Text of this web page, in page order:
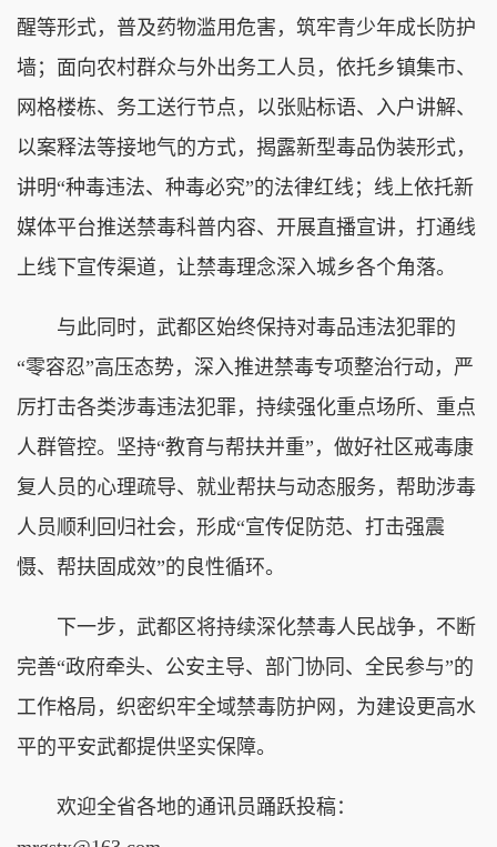
醒等形式，普及药物滥用危害，筑牢青少年成长防护
墙；面向农村群众与外出务工人员，依托乡镇集市、
网格楼栋、务工送行节点，以张贴标语、入户讲解、
以案释法等接地气的方式，揭露新型毒品伪装形式，
讲明“种毒违法、种毒必究”的法律红线；线上依托新
媒体平台推送禁毒科普内容、开展直播宣讲，打通线
上线下宣传渠道，让禁毒理念深入城乡各个角落。
与此同时，武都区始终保持对毒品违法犯罪的
“零容忍”高压态势，深入推进禁毒专项整治行动，严
厉打击各类涉毒违法犯罪，持续强化重点场所、重点
人群管控。坚持“教育与帮扶并重”，做好社区戒毒康
复人员的心理疏导、就业帮扶与动态服务，帮助涉毒
人员顺利回归社会，形成“宣传促防范、打击强震
慑、帮扶固成效”的良性循环。
下一步，武都区将持续深化禁毒人民战争，不断
完善“政府牵头、公安主导、部门协同、全民参与”的
工作格局，织密织牢全域禁毒防护网，为建设更高水
平的平安武都提供坚实保障。
欢迎全省各地的通讯员踊跃投稿：